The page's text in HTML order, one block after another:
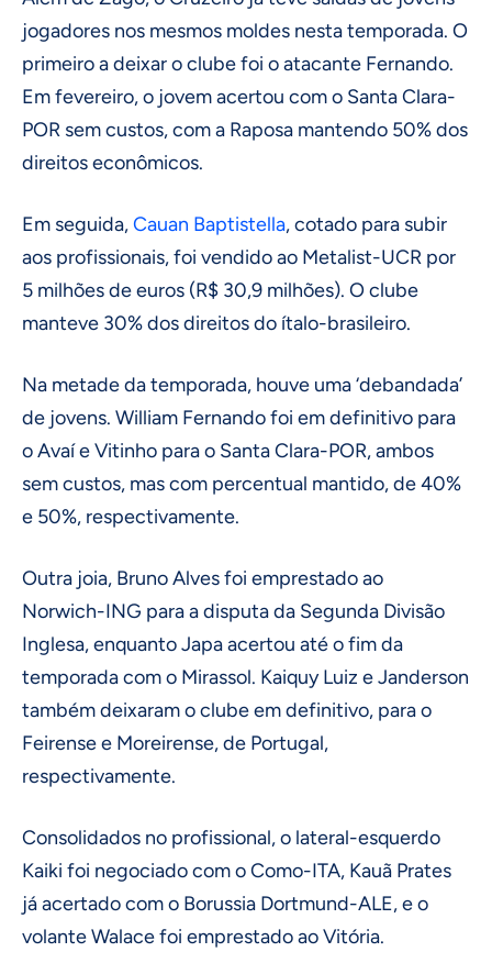
jogadores nos mesmos moldes nesta temporada. O
primeiro a deixar o clube foi o atacante Fernando.
Em fevereiro, o jovem acertou com o Santa Clara-
POR sem custos, com a Raposa mantendo 50% dos
direitos econômicos.
Em seguida,Cauan Baptistella, cotado para subir
aos profissionais, foi vendido ao Metalist-UCR por
5 milhões de euros (R$ 30,9 milhões). O clube
manteve 30% dos direitos do ítalo-brasileiro.
Na metade da temporada, houve uma ‘debandada’
de jovens. William Fernando foi em definitivo para
o Avaí e Vitinho para o Santa Clara-POR, ambos
sem custos, mas com percentual mantido, de 40%
e 50%, respectivamente.
Outra joia, Bruno Alves foi emprestado ao
Norwich-ING para a disputa da Segunda Divisão
Inglesa, enquanto Japa acertou até o fim da
temporada com o Mirassol. Kaiquy Luiz e Janderson
também deixaram o clube em definitivo, para o
Feirense e Moreirense, de Portugal,
respectivamente.
Consolidados no profissional, o lateral-esquerdo
Kaiki foi negociado com o Como-ITA, Kauã Prates
já acertado com o Borussia Dortmund-ALE, e o
volante Walace foi emprestado ao Vitória.